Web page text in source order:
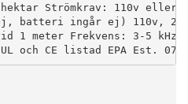
Strömkrav: 110v eller
ej, batteri ingår ej) 110v,
1 meter Frekvens: 3-5 kHz
och CE listad EPA Est.